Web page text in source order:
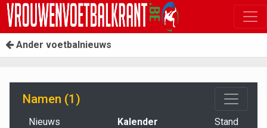
Ander voetbalnieuws
Namen (1)
Nieuws Kalender Stand